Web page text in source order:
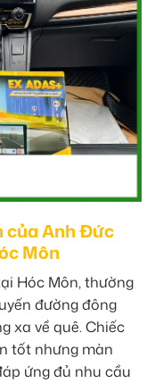
của Anh Đức
Môn
Hóc Môn, thường
đường đông
xa về quê. Chiếc
tốt nhưng màn
ứng đủ nhu cầu